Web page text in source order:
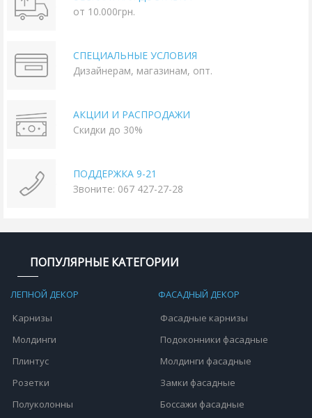
от 10.000грн.
СПЕЦИАЛЬНЫЕ УСЛОВИЯ
Дизайнерам, магазинам, опт.
АКЦИИ И РАСПРОДАЖИ
Скидки до 30%
ПОДДЕРЖКА 9-21
Звоните: 067 427-27-28
ПОПУЛЯРНЫЕ КАТЕГОРИИ
ЛЕПНОЙ ДЕКОР
Карнизы
Молдинги
Плинтус
Розетки
Полуколонны
ФАСАДНЫЙ ДЕКОР
Фасадные карнизы
Подоконники фасадные
Молдинги фасадные
Замки фасадные
Боссажи фасадные